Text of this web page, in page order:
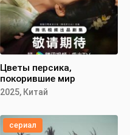
Цветы персика,
покорившие мир
2025, Китай
сериал